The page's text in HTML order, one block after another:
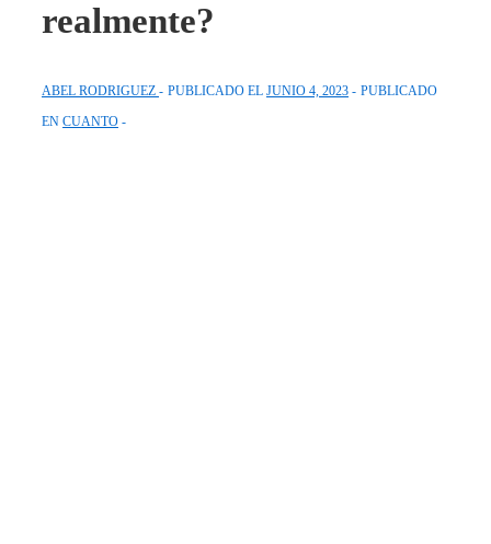
realmente?
ABEL RODRIGUEZ PUBLICADO EL JUNIO 4, 2023
PUBLICADO
EN CUANTO